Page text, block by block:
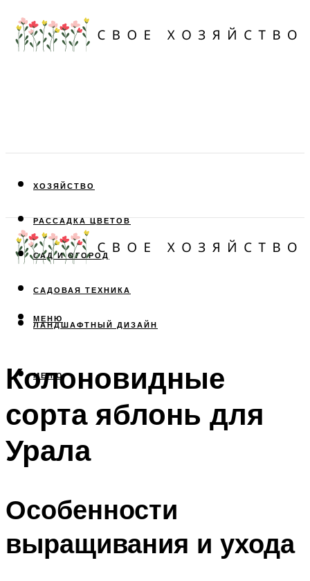
ХОЗЯЙСТВО
РАССАДКА ЦВЕТОВ
САД И ОГОРОД
САДОВАЯ ТЕХНИКА
ЛАНДШАФТНЫЙ ДИЗАЙН
МЕНЮ
МЕНЮ
Колоновидные
сорта яблонь для
Урала
Особенности
выращивания и ухода